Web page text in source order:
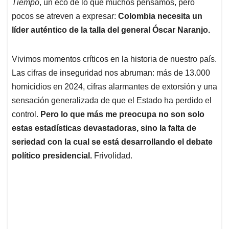
Tiempo, un eco de lo que muchos pensamos, pero
pocos se atreven a expresar: Colombia necesita un
líder auténtico de la talla del general Óscar Naranjo.
Vivimos momentos críticos en la historia de nuestro país.
Las cifras de inseguridad nos abruman: más de 13.000
homicidios en 2024, cifras alarmantes de extorsión y una
sensación generalizada de que el Estado ha perdido el
control. Pero lo que más me preocupa no son solo
estas estadísticas devastadoras, sino la falta de
seriedad con la cual se está desarrollando el debate
político presidencial. Frivolidad.